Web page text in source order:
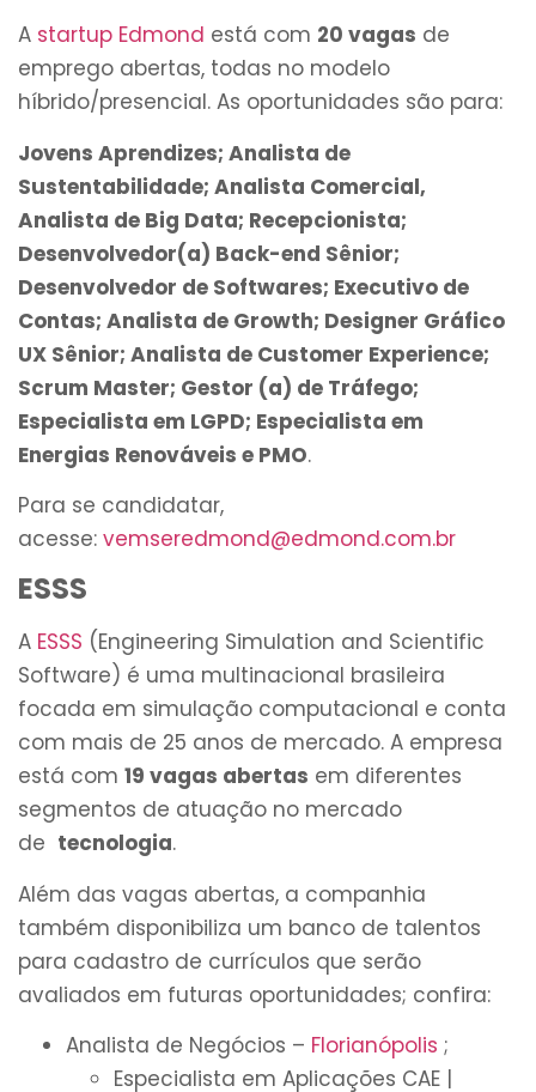
A startup Edmond está com 20 vagas de
emprego abertas, todas no modelo
híbrido/presencial. As oportunidades são para:
Jovens Aprendizes; Analista de
Sustentabilidade; Analista Comercial,
Analista de Big Data; Recepcionista;
Desenvolvedor(a) Back-end Sênior;
Desenvolvedor de Softwares; Executivo de
Contas; Analista de Growth; Designer Gráfico
UX Sênior; Analista de Customer Experience;
Scrum Master; Gestor (a) de Tráfego;
Especialista em LGPD; Especialista em
Energias Renováveis e PMO.
Para se candidatar,
acesse: vemseredmond@edmond.com.br
ESSS
A ESSS (Engineering Simulation and Scientific
Software) é uma multinacional brasileira
focada em simulação computacional e conta
com mais de 25 anos de mercado. A empresa
está com 19 vagas abertas em diferentes
segmentos de atuação no mercado
de tecnologia.
Além das vagas abertas, a companhia
também disponibiliza um banco de talentos
para cadastro de currículos que serão
avaliados em futuras oportunidades; confira:
Analista de Negócios – Florianópolis ;
Especialista em Aplicações CAE |